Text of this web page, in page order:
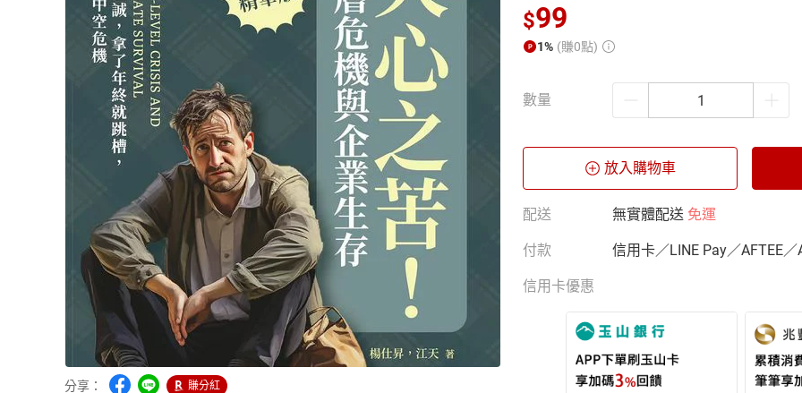
分享： 賺分紅
$99
1% (賺0點)
數量
放入購物車
配送 無實體配送 免運
付款 信用卡／LINE Pay／AFTEE／
信用卡優惠